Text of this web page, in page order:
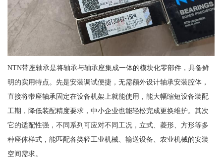
NTN带座轴承是将轴承与轴承座集成一体的模块化零部件，具备鲜
明的实用特点。先是安装调试便捷，无需额外设计轴承安装腔体，
直接将带座轴承固定在设备机架上就能使用，能大幅缩短设备装配
工期，降低装配精度要求，中小企业也能轻松完成更换维护。其次
它的适配性强，不同系列可应对不同工况，立式、菱形、方形等多
种座体样式，能匹配各类轻工业机械、输送设备、农业机械的安装
空间需求。